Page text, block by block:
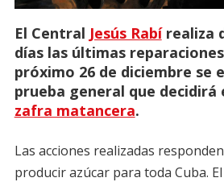
El Central Jesús Rabírealiza
días las últimas
próximo 26 de diciembre se
prueba general que decidirá
zafra matancera.
Las acciones realizadas
producir azúcar para toda Cuba.